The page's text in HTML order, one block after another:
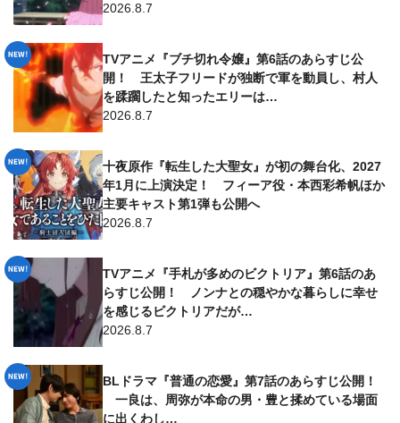
2026.8.7
TVアニメ『ブチ切れ令嬢』第6話のあらすじ公
開！ 王太子フリードが独断で軍を動員し、村人
を蹂躙したと知ったエリーは…
2026.8.7
十夜原作『転生した大聖女』が初の舞台化、2027
年1月に上演決定！ フィーア役・本西彩希帆ほか
主要キャスト第1弾も公開へ
2026.8.7
TVアニメ『手札が多めのビクトリア』第6話のあ
らすじ公開！ ノンナとの穏やかな暮らしに幸せ
を感じるビクトリアだが…
2026.8.7
BLドラマ『普通の恋愛』第7話のあらすじ公開！
一良は、周弥が本命の男・豊と揉めている場面
に出くわし…